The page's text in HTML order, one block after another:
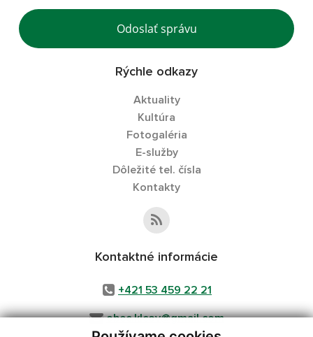
Odoslať správu
Rýchle odkazy
Aktuality
Kultúra
Fotogaléria
E-služby
Dôležité tel. čísla
Kontakty
Kontaktné informácie
+421 53 459 22 21
obec.klcov@gmail.com